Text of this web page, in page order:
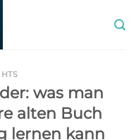
was man
alten Buch
lernen kann